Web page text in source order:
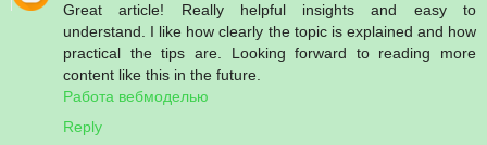
Great article! Really helpful insights and easy to
understand. I like how clearly the topic is explained and how
practical the tips are. Looking forward to reading more
content like this in the future.
Работа вебмоделью
Reply